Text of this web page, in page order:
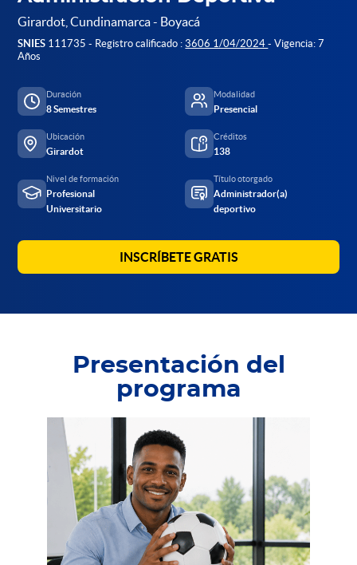
Girardot, Cundinamarca - Boyacá
SNIES 111735 - Registro calificado :3606 1/04/2024- Vigencia: 7
Años
Duración
8 Semestres
Modalidad
Presencial
Ubicación
Girardot
Créditos
138
Nivel de formación
Profesional
Universitario
Título otorgado
Administrador(a)
deportivo
INSCRÍBETE GRATIS
Presentación del
programa